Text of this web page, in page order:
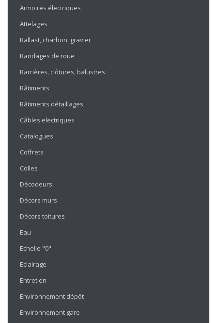
Armoires électriques
Attelages
Ballast, charbon, gravier
Bandages de roue
Barrières, clôtures, balustres
Bâtiments
Bâtiments détaillages
Câbles electriques
Catalogues
Coffrets
Colles
Décodeurs
Décors murs
Décors toitures
Eau
Echelle "0"
Eclairage
Entretien
Environnement dépôt
Environnement gare